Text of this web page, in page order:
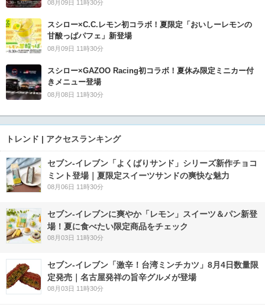
08月09日 11時30分
スシロー×C.C.レモン初コラボ！夏限定「おいしーレモンの
甘酸っぱパフェ」新登場
08月09日 11時30分
スシロー×GAZOO Racing初コラボ！夏休み限定ミニカー付
きメニュー登場
08月08日 11時30分
トレンド | アクセスランキング
セブン‐イレブン「よくばりサンド」シリーズ新作チョコ
ミント登場｜夏限定スイーツサンドの爽快な魅力
08月06日 11時30分
セブン‐イレブンに爽やか「レモン」スイーツ＆パン新登
場！夏に食べたい限定商品をチェック
08月03日 11時30分
セブン-イレブン「激辛！台湾ミンチカツ」8月4日数量限
定発売｜名古屋発祥の旨辛グルメが登場
08月03日 11時30分